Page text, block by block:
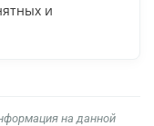
и
на данной